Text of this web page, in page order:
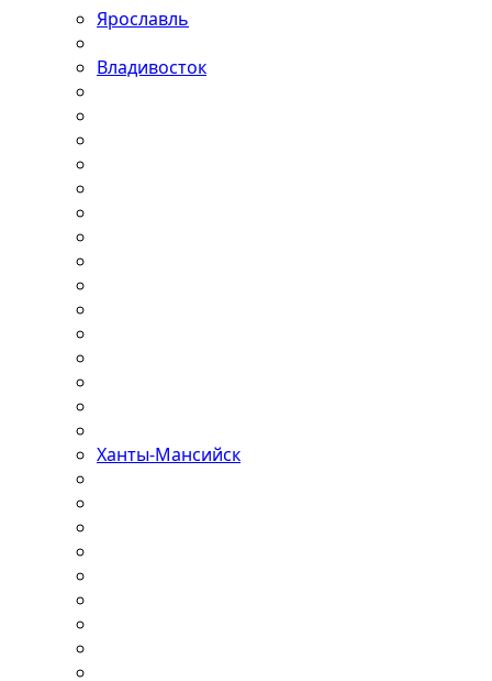
Ярославль
Владивосток
Ханты-Мансийск